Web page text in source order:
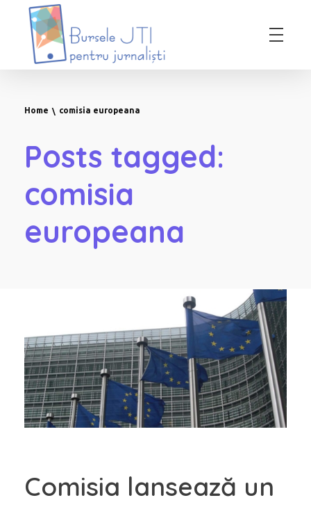
Bursele JTI pentru Jurnalisti
Home comisia europeana
Posts tagged:
comisia
europeana
Comisia lansează un